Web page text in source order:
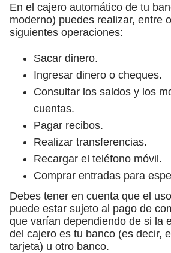
En el cajero automático de tu
moderno) puedes realizar, entre
siguientes operaciones:
Sacar dinero.
Ingresar dinero o cheques.
Consultar los saldos y los
cuentas.
Pagar recibos.
Realizar transferencias.
Recargar el teléfono móvil.
Comprar entradas para
Debes tener en cuenta que el
puede estar sujeto al pago de
que varían dependiendo de si la
del cajero es tu banco (es decir,
tarjeta) u otro banco.